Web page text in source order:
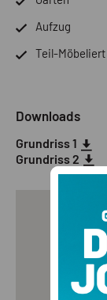
Aufzug
Teil-Möbeliert
Downloads
Grundriss 1
Grundriss 2